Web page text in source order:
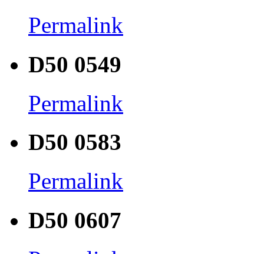
Permalink
D50 0549
Permalink
D50 0583
Permalink
D50 0607